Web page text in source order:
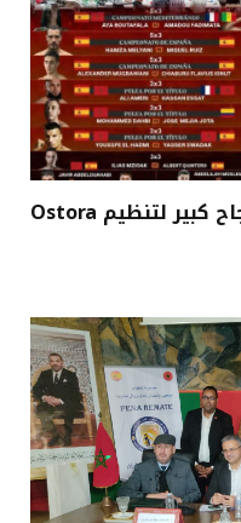
ليلة استثنائية في كتالونيا ونجاح كبير لتنظيم Ostora